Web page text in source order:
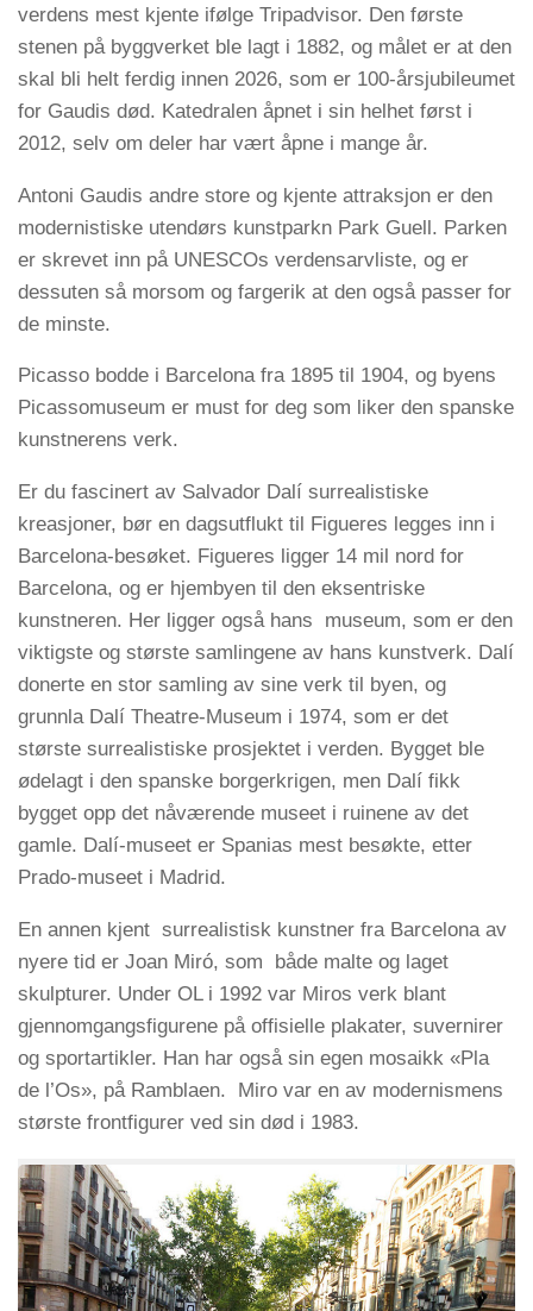
verdens mest kjente ifølge Tripadvisor. Den første
stenen på byggverket ble lagt i 1882, og målet er at den
skal bli helt ferdig innen 2026, som er 100-årsjubileumet
for Gaudis død. Katedralen åpnet i sin helhet først i
2012, selv om deler har vært åpne i mange år.
Antoni Gaudis andre store og kjente attraksjon er den
modernistiske utendørs kunstparkn Park Guell. Parken
er skrevet inn på UNESCOs verdensarvliste, og er
dessuten så morsom og fargerik at den også passer for
de minste.
Picasso bodde i Barcelona fra 1895 til 1904, og byens
Picassomuseum er must for deg som liker den spanske
kunstnerens verk.
Er du fascinert av Salvador Dalí surrealistiske
kreasjoner, bør en dagsutflukt til Figueres legges inn i
Barcelona-besøket. Figueres ligger 14 mil nord for
Barcelona, og er hjembyen til den eksentriske
kunstneren. Her ligger også hans museum, som er den
viktigste og største samlingene av hans kunstverk. Dalí
donerte en stor samling av sine verk til byen, og
grunnla Dalí Theatre-Museum i 1974, som er det
største surrealistiske prosjektet i verden. Bygget ble
ødelagt i den spanske borgerkrigen, men Dalí fikk
bygget opp det nåværende museet i ruinene av det
gamle. Dalí-museet er Spanias mest besøkte, etter
Prado-museet i Madrid.
En annen kjent surrealistisk kunstner fra Barcelona av
nyere tid er Joan Miró, som både malte og laget
skulpturer. Under OL i 1992 var Miros verk blant
gjennomgangsfigurene på offisielle plakater, suvernirer
og sportartikler. Han har også sin egen mosaikk «Pla
de l’Os», på Ramblaen. Miro var en av modernismens
største frontfigurer ved sin død i 1983.